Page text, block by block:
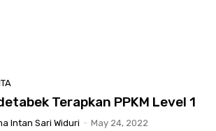
Terapkan PPKM Level 1
Intan Sari Widuri - May 24, 2022